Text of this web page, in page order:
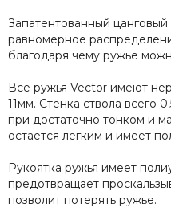
Запатентованный
равномерное
благодаря чему ружье
Все ружья Vector имеют
11мм. Стенка ствола всего
при достаточно тонком и
остается легким и имеет
Рукоятка ружья имеет
предотвращает
позволит потерять ружье.